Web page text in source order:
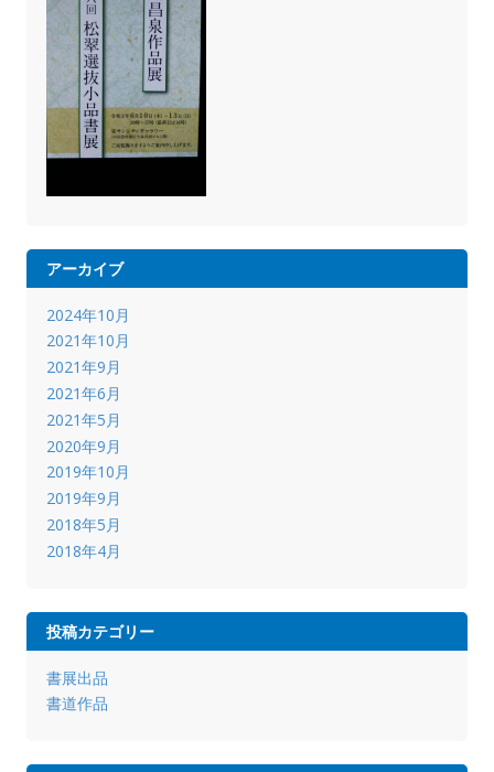
アーカイブ
2024年10月
2021年10月
2021年9月
2021年6月
2021年5月
2020年9月
2019年10月
2019年9月
2018年5月
2018年4月
投稿カテゴリー
書展出品
書道作品